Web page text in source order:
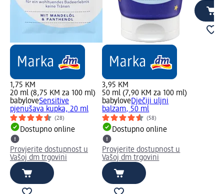
1,75 KM
20 ml (8,75 KM za 100 ml)
babyloveSensitive
pjenušava kupka, 20 ml
(28)
Dostupno online
Provjerite dostupnost u
Vašoj dm trgovini
3,95 KM
50 ml (7,90 KM za 100 ml)
babyloveDječiji uljni
balzam, 50 ml
(58)
Dostupno online
Provjerite dostupnost u
Vašoj dm trgovini